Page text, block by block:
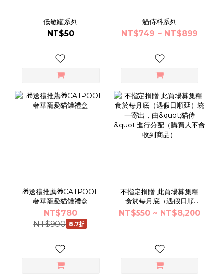
低敏罐系列
NT$50
貓侍料系列
NT$749 ~ NT$899
🎁送禮推薦🎁CATPOOL
奢華寵愛貓罐禮盒
NT$780
NT$900 8.7折
不指定捐贈-此買場募集糧
食於每月底（遇假日順
延）統一寄出，由"貓侍"進
行分配（購買人不會收到
NT$550 ~ NT$8,200